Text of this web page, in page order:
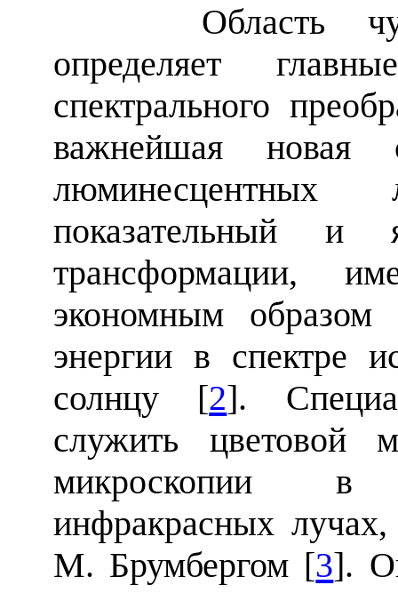
Область
определяет
спектрального
важнейшая новая
показательный и
трансформации,
экономным образом
энергии в спектре
солнцу [2].
служить цветовой
микроскопии в
инфракрасных
М. Брумбергом [3].